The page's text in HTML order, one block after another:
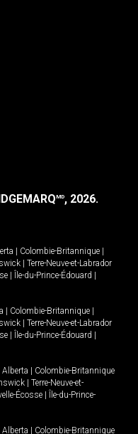
MD, 2026.
Colombie-Britannique
Terre-Neuve-et-Labrador
Île-du-Prince-Édouard
Colombie-Britannique
Terre-Neuve-et-Labrador
Île-du-Prince-Édouard
Alberta
Colombie-Britannique
Terre-Neuve-et-
Écosse
Île-du-Prince-
Alberta
Colombie-Britannique